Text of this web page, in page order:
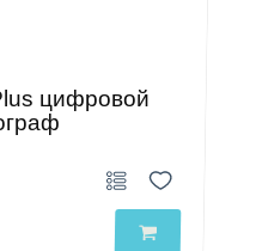
цифровой